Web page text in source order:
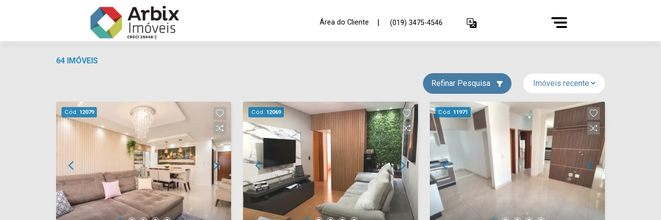
Área do Cliente | (019) 3475-4546
64 IMÓVEIS
Refinar Pesquisa
Cód. 12079 Cód. 12069 Cód. 11971